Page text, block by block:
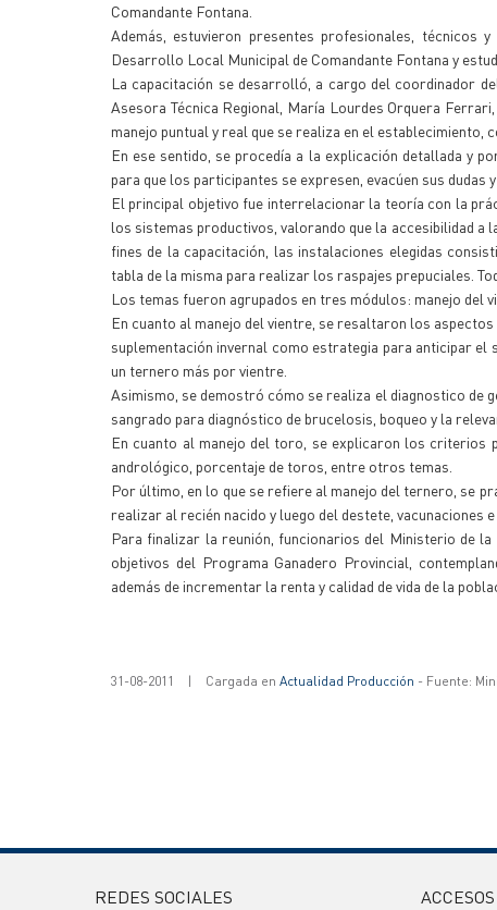
Comandante Fontana.
Además, estuvieron presentes profesionales, técnicos
Desarrollo Local Municipal de Comandante Fontana y
La capacitación se desarrolló, a cargo del coordinador
Asesora Técnica Regional, María Lourdes Orquera
manejo puntual y real que se realiza en el establecimiento,
En ese sentido, se procedía a la explicación detallada y
para que los participantes se expresen, evacúen sus dudas
El principal objetivo fue interrelacionar la teoría con la
los sistemas productivos, valorando que la accesibilidad a
fines de la capacitación, las instalaciones elegidas
tabla de la misma para realizar los raspajes prepuciales.
Los temas fueron agrupados en tres módulos: manejo del
En cuanto al manejo del vientre, se resaltaron los
suplementación invernal como estrategia para anticipar el
un ternero más por vientre.
Asimismo, se demostró cómo se realiza el diagnostico de
sangrado para diagnóstico de brucelosis, boqueo y la
En cuanto al manejo del toro, se explicaron los criterios
andrológico, porcentaje de toros, entre otros temas.
Por último, en lo que se refiere al manejo del ternero, se
realizar al recién nacido y luego del destete, vacunaciones
Para finalizar la reunión, funcionarios del Ministerio de
objetivos del Programa Ganadero Provincial,
además de incrementar la renta y calidad de vida de la
31-08-2011 | Cargada en Actualidad Producción - Fuente:
REDES SOCIALES